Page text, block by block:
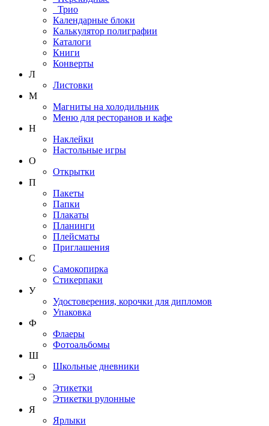
Трио
Календарные блоки
Калькулятор полиграфии
Каталоги
Книги
Конверты
Л
Листовки
М
Магниты на холодильник
Меню для ресторанов и кафе
Н
Наклейки
Настольные игры
О
Открытки
П
Пакеты
Папки
Плакаты
Планинги
Плейсматы
Приглашения
С
Самокопирка
Стикерпаки
У
Удостоверения, корочки для дипломов
Упаковка
Ф
Флаеры
Фотоальбомы
Ш
Школьные дневники
Э
Этикетки
Этикетки рулонные
Я
Ярлыки